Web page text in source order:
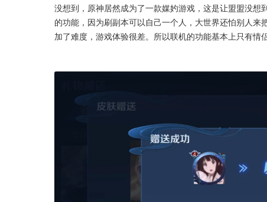
没想到，原神居然成为了一款媒妁游戏，这是让盟盟没
的功能，因为刷副本可以自己一个人，大世界还怕别人
加了难度，游戏体验很差。所以联机的功能基本上只有情